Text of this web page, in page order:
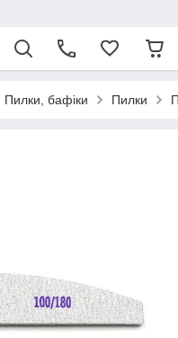
Пилки, бафіки Пилки